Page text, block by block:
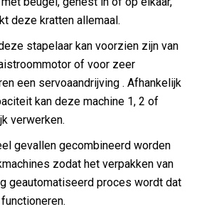
deze kratten allemaal.
stapelaar kan voorzien zijn van
of voor zeer
een servoaandrijving . Afhankelijk
kan deze machine 1, 2 of
verwerken.
gevallen gecombineerd worden
zodat het verpakken van
geautomatiseerd proces wordt dat